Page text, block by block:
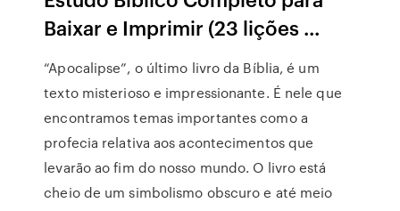
Baixar e Imprimir (23 lições ...
“Apocalipse”, o último livro da Bíblia, é um
texto misterioso e impressionante. É nele que
encontramos temas importantes como a
profecia relativa aos acontecimentos que
levarão ao fim do nosso mundo. O livro está
cheio de um simbolismo obscuro e até meio